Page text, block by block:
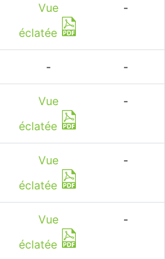
Vue
éclatée
-
- -
Vue
éclatée
-
Vue
éclatée
-
Vue
éclatée
-